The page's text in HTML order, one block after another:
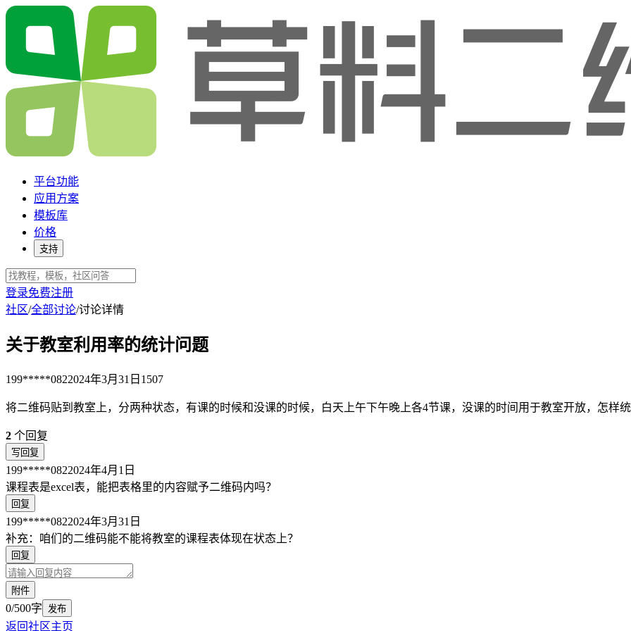
平台功能
应用方案
模板库
价格
支持
登录免费注册
社区/全部讨论/讨论详情
关于教室利用率的统计问题
199*****0822024年3月31日 1507
将二维码贴到教室上，分两种状态，有课的时候和没课的时候，白天上午下午晚上各4节课，没课的时间用于教室开放，怎样
2 个回复
写回复
199*****0822024年4月1日
课程表是excel表，能把表格里的内容赋予二维码内吗？
回复
199*****0822024年3月31日
补充：咱们的二维码能不能将教室的课程表体现在状态上？
回复
附件
0/500字 发布
返回社区主页